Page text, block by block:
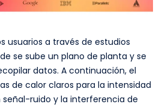
usuarios a través de estudios
se sube un plano de planta y se
datos. A continuación, el
de calor claros para la intensidad
señal-ruido y la interferencia de